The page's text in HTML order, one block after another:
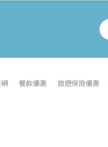
餐飲優惠 旅遊保險優惠